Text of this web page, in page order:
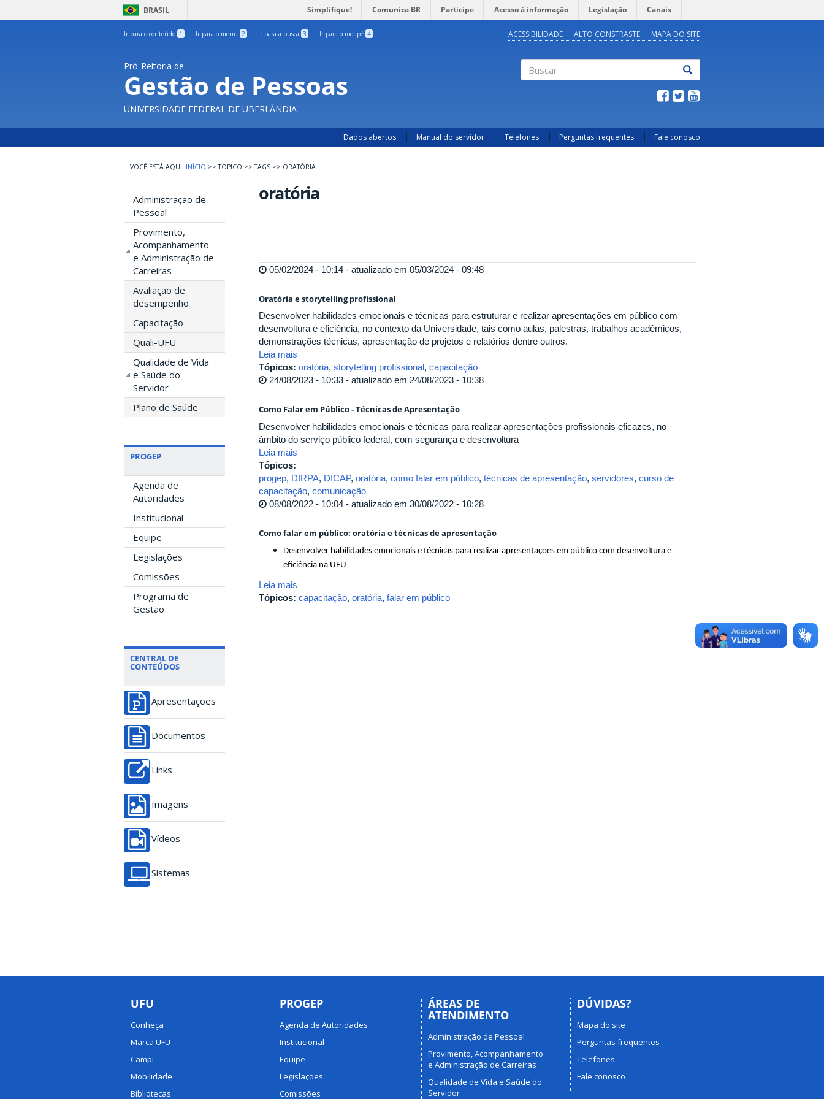
BRASIL Simplifique! Comunica BR Participe Acesso à informação Legislação Canais
Ir para o conteúdo 1 Ir para o menu 2 Ir para a busca 3 Ir para o rodapé 4 ACESSIBILIDADE ALTO CONSTRASTE MAPA DO SITE
Pró-Reitoria de
Gestão de Pessoas
UNIVERSIDADE FEDERAL DE UBERLÂNDIA
Dados abertos Manual do servidor Telefones Perguntas frequentes Fale conosco
INÍCIO >> TOPICO >> TAGS >> ORATÓRIA
Administração de
Pessoal
Provimento,
Acompanhamento
e Administração de
Carreiras
Avaliação de
desempenho
Capacitação
Quali-UFU
Qualidade de Vida
e Saúde do
Servidor
Plano de Saúde
PROGEP
Agenda de
Autoridades
Institucional
Equipe
Legislações
Comissões
Programa de
Gestão
CENTRAL DE
CONTEÚDOS
Apresentações
Documentos
Links
Imagens
Vídeos
Sistemas
oratória
05/02/2024 - 10:14 - atualizado em 05/03/2024 - 09:48
Oratória e storytelling profissional
Desenvolver habilidades emocionais e técnicas para estruturar e realizar apresentações em público com
desenvoltura e eficiência, no contexto da Universidade, tais como aulas, palestras, trabalhos acadêmicos,
demonstrações técnicas, apresentação de projetos e relatórios dentre outros.
Leia mais
Tópicos: oratória, storytelling profissional, capacitação
24/08/2023 - 10:33 - atualizado em 24/08/2023 - 10:38
Como Falar em Público - Técnicas de Apresentação
Desenvolver habilidades emocionais e técnicas para realizar apresentações profissionais eficazes, no
âmbito do serviço público federal, com segurança e desenvoltura
Leia mais
Tópicos:
progep, DIRPA, DICAP, oratória, como falar em público, técnicas de apresentação, servidores, curso de
capacitação, comunicação
08/08/2022 - 10:04 - atualizado em 30/08/2022 - 10:28
Como falar em público: oratória e técnicas de apresentação
Desenvolver habilidades emocionais e técnicas para realizar apresentações em público com desenvoltura e
eficiência na UFU
Leia mais
Tópicos: capacitação, oratória, falar em público
UFU
Conheça
Marca UFU
Campi
Mobilidade
Bibliotecas
PROGEP
Agenda de Autoridades
Institucional
Equipe
Legislações
Comissões
ÁREAS DE
ATENDIMENTO
Administração de Pessoal
Provimento, Acompanhamento
e Administração de Carreiras
Qualidade de Vida e Saúde do
Servidor
DÚVIDAS?
Mapa do site
Perguntas frequentes
Telefones
Fale conosco